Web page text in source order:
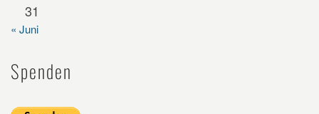
31
« Juni
Spenden